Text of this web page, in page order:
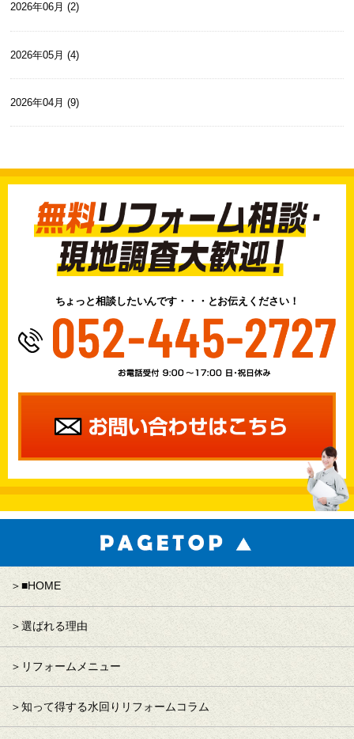
2026年06月 (2)
2026年05月 (4)
2026年04月 (9)
ちょっと相談したいんです・・・とお伝えください！
■HOME
選ばれる理由
リフォームメニュー
知って得する水回りリフォームコラム